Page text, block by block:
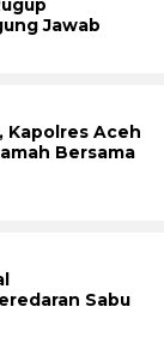
Jawab
Kapolres Aceh
Bersama
Sabu